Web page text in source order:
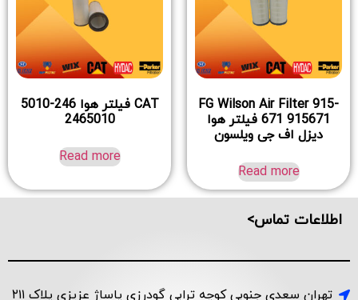
FG Wilson Air Filter 915-
671 915671 فیلتر هوا
دیزل اف جی ویلسون
Read more
CAT فیلتر هوا 246-5010
2465010
Read more
اطلاعات تماس>
تهران سعدی جنوبی کوچه ترابی گودرزی پاساژ عزیزی پلاک ۲۱۱